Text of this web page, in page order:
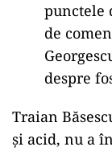
punctele
de
despre
Traian
și acid, nu a